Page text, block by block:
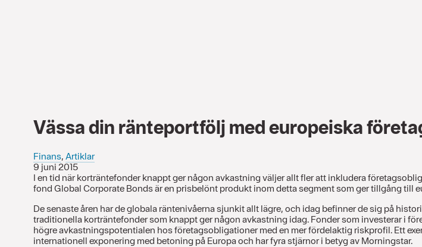
Vässa din ränteportfölj med europeiska
Finans, Artiklar
9 juni 2015
I en tid när korträntefonder knappt ger någon avkastning väljer allt fler att inkludera
fond Global Corporate Bonds är en prisbelönt produkt inom detta segment som ger tillgång
De senaste åren har de globala räntenivåerna sjunkit allt lägre, och idag befinner de sig på
traditionella korträntefonder som knappt ger någon avkastning idag. Fonder som investerar i
högre avkastningspotentialen hos företagsobligationer med en mer fördelaktig riskprofil. Ett
internationell exponering med betoning på Europa och har fyra stjärnor i betyg av Morningstar.